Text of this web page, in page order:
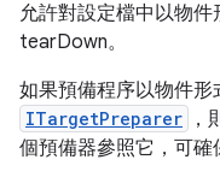
允許對設定檔中以物
tearDown。
如果預備程序以物件形
ITargetPreparer
個預備器參照它，可確